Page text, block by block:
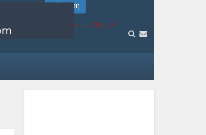
Σύνδεση
Υπενθύμιση στοιχείων;